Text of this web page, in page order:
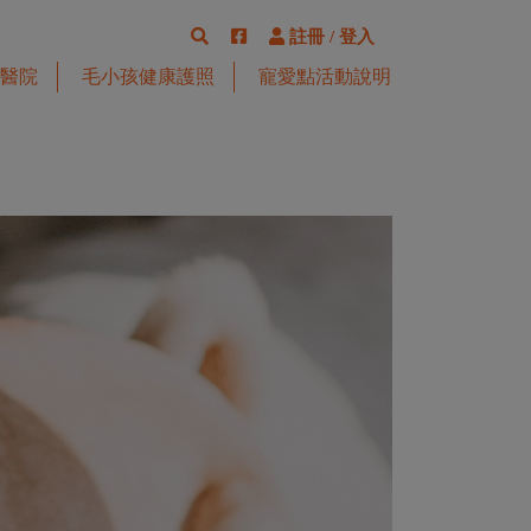
註冊 / 登入
院 毛小孩健康護照 寵愛點活動說明